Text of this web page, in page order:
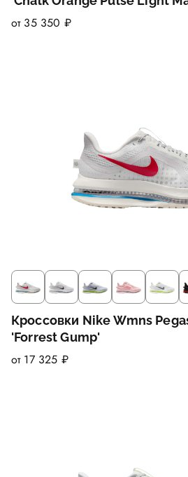
от 35 350 ₽
Кроссовки Nike Wmns
'Forrest Gump'
от 17 325 ₽